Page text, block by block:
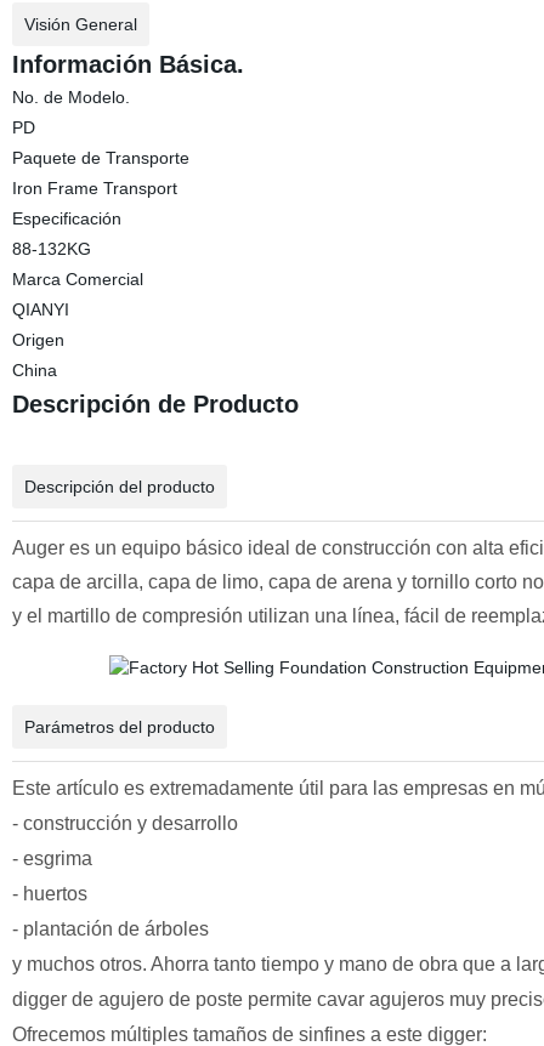
Visión General
Información Básica.
No. de Modelo.
PD
Paquete de Transporte
Iron Frame Transport
Especificación
88-132KG
Marca Comercial
QIANYI
Origen
China
Descripción de Producto
Descripción del producto
Auger es un equipo básico ideal de construcción con alta
capa de arcilla, capa de limo, capa de arena y tornillo corto
y el martillo de compresión utilizan una línea, fácil de
Parámetros del producto
Este artículo es extremadamente útil para las empresas en
- construcción y desarrollo
- esgrima
- huertos
- plantación de árboles
y muchos otros. Ahorra tanto tiempo y mano de obra que a
digger de agujero de postepermite cavar agujeros muy
Ofrecemos múltiples tamaños de sinfines a estedigger: